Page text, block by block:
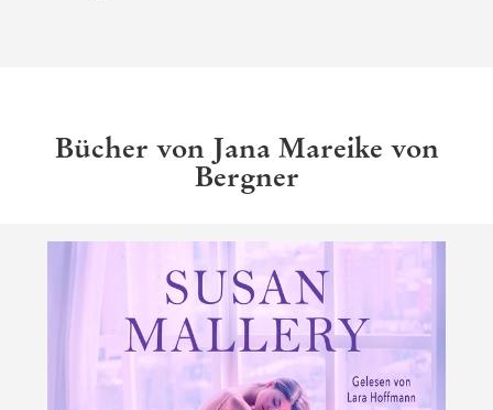
Bücher von Jana Mareike von
Bergner